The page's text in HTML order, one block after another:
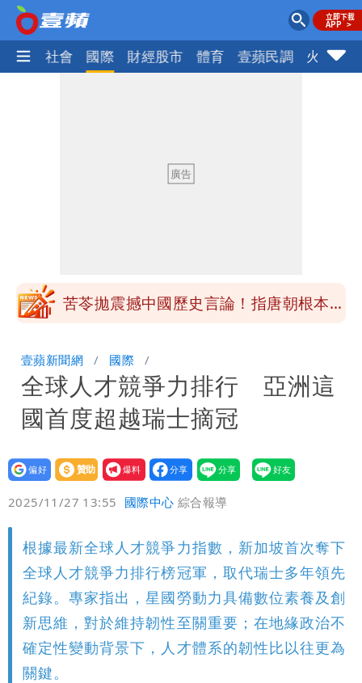
政治 社會 國際 財經股市 體育 壹蘋民調 火線話
期 要改到8/30壓軸登場
北市基隆路住宅火警 1老婦逃生不及葬
空纜車、小巨蛋全面戒備
苦苓拋震撼中國歷史言論！指唐朝根本不
詩？
180噸 買1送1開搶
颱風白海豚攪局！淡水漁人碼頭煙火秀延
期 要改到8/30壓軸登場
北市基隆路住宅火警 1老婦逃生不及葬
身火窟
壹蘋新聞網 國際
全球人才競爭力排行 亞洲這
國首度超越瑞士摘冠
設為
贊助
我要
爆料
2025/11/27 13:55 國際中心 綜合報導
根據最新全球人才競爭力指數，新加坡首次奪下
全球人才競爭力排行榜冠軍，取代瑞士多年領先
紀錄。專家指出，星國勞動力具備數位素養及創
新思維，對於維持韌性至關重要；在地緣政治不
確定性變動背景下，人才體系的韌性比以往更為
關鍵。